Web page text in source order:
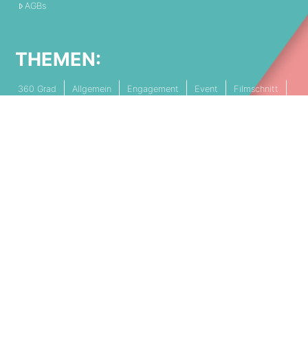
AGBs
THEMEN:
360 Grad Allgemein Engagement Event
Filmschnitt